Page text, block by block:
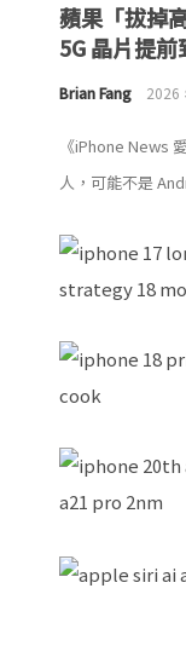
蘋果「拔掉
5G 晶片提前
Brian Fang 2026
《iPhone News
人，可能不是